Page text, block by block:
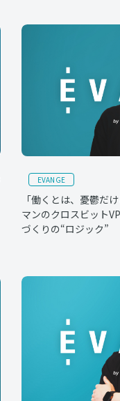
EVANGE
「働くとは、憂鬱だ
マンのクロスビット
づくりの“ロジック”